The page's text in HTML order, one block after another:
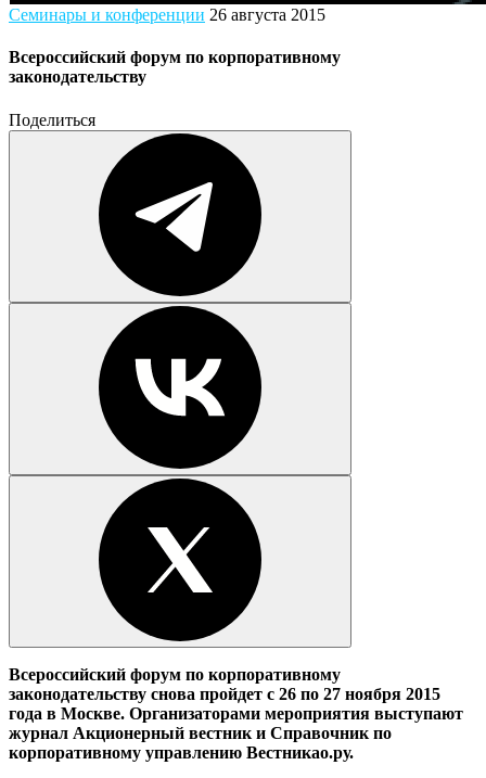
Семинары и конференции 26 августа 2015
Всероссийский форум по корпоративному
законодательству
Поделиться
Всероссийский форум по корпоративному
законодательству снова пройдет с 26 по 27 ноября 2015
года в Москве. Организаторами мероприятия выступают
журнал Акционерный вестник и Справочник по
корпоративному управлению Вестникао.ру.